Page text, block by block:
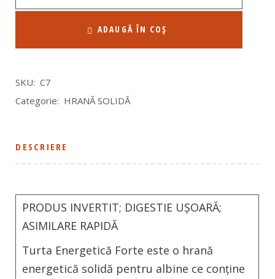
ADAUGĂ ÎN COȘ
SKU: C7
Categorie: HRANĂ SOLIDĂ
DESCRIERE
PRODUS INVERTIT; DIGESTIE UȘOARĂ;
ASIMILARE RAPIDĂ
Turta Energetică Forte este o hrană
energetică solidă pentru albine ce conține